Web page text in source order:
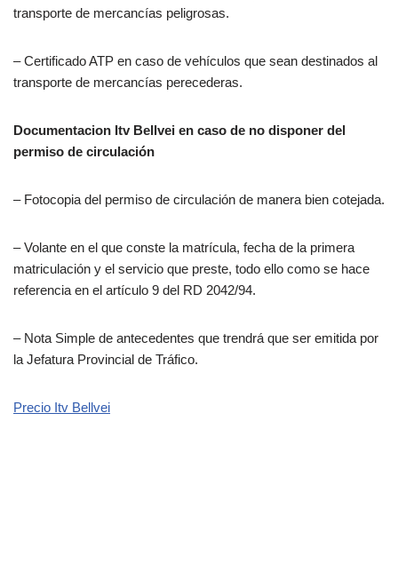
transporte de mercancías peligrosas.
– Certificado ATP en caso de vehículos que sean destinados al
transporte de mercancías perecederas.
Documentacion Itv Bellvei en caso de no disponer del
permiso de circulación
– Fotocopia del permiso de circulación de manera bien cotejada.
– Volante en el que conste la matrícula, fecha de la primera
matriculación y el servicio que preste, todo ello como se hace
referencia en el artículo 9 del RD 2042/94.
– Nota Simple de antecedentes que trendrá que ser emitida por
la Jefatura Provincial de Tráfico.
Precio Itv Bellvei